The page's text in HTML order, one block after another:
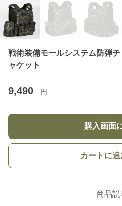
戦術装備モールシステム防弾
ャケット
9,490 円
購入画面
カートに
商品説